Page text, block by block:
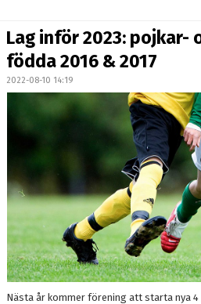
NOTASSHOPEN
STÄLLPLATSER
OM KLUBBEN
KALENDER
DOKUMENT
LÄNKAR
Lag inför 2023: pojkar-
födda 2016 & 2017
2022-08-10 14:19
Nästa år kommer förening att starta nya